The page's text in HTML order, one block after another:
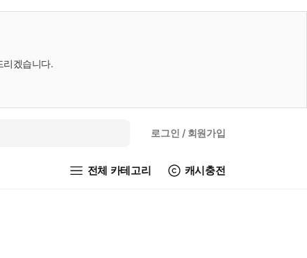
리겠습니다.
로그인 / 회원가입
전체 카테고리 캐시충전